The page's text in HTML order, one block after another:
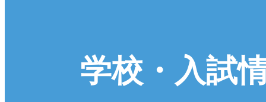
学校・入試